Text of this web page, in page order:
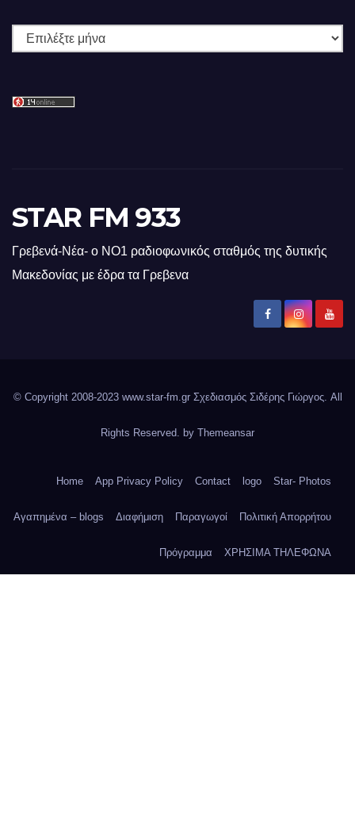
Ιστορικό
STAR FM 933
Γρεβενά-Νέα- ο ΝΟ1 ραδιοφωνικός σταθμός της δυτικής
Μακεδονίας με έδρα τα Γρεβενα
© Copyright 2008-2023 www.star-fm.gr Σχεδιασμός Σιδέρης Γιώργος. All
Rights Reserved. by Themeansar
Home App Privacy Policy Contact logo Star- Photos
Αγαπημένα – blogs Διαφήμιση Παραγωγοί Πολιτική Απορρήτου
Πρόγραμμα ΧΡΗΣΙΜΑ ΤΗΛΕΦΩΝΑ